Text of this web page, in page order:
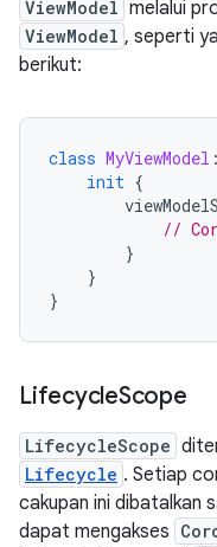
ViewModel melalui
ViewModel , seperti
berikut:
class MyViewModel :
init {
//
}
}
}
LifecycleScope
LifecycleScope
Lifecycle . Setiap
cakupan ini dibatalkan
dapat mengakses